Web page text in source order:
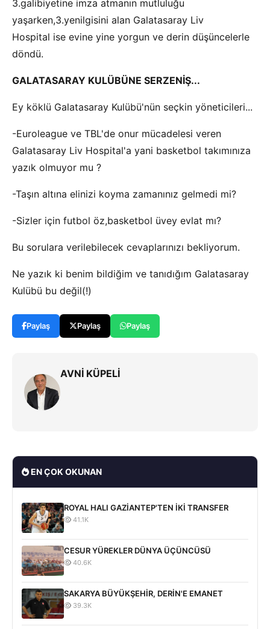
3.galibiyetine imza atmanın mutluluğu
yaşarken,3.yenilgisini alan Galatasaray Liv
Hospital ise evine yine yorgun ve derin düşüncelerle
döndü.
GALATASARAY KULÜBÜNE SERZENİŞ...
Ey köklü Galatasaray Kulübü'nün seçkin yöneticileri...
-Euroleague ve TBL'de onur mücadelesi veren
Galatasaray Liv Hospital'a yani basketbol takımınıza
yazık olmuyor mu ?
-Taşın altına elinizi koyma zamanınız gelmedi mi?
-Sizler için futbol öz,basketbol üvey evlat mı?
Bu sorulara verilebilecek cevaplarınızı bekliyorum.
Ne yazık ki benim bildiğim ve tanıdığım Galatasaray
Kulübü bu değil(!)
Paylaş Paylaş Paylaş
AVNİ KÜPELİ
EN ÇOK OKUNAN
ROYAL HALI GAZİANTEP'TEN İKİ TRANSFER
41.1K
CESUR YÜREKLER DÜNYA ÜÇÜNCÜSÜ
40.6K
SAKARYA BÜYÜKŞEHİR, DERİN'E EMANET
39.3K